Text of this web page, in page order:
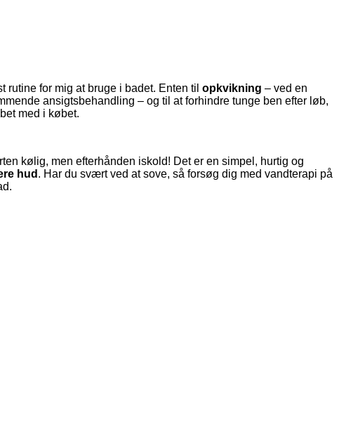
rutine for mig at bruge i badet. Enten til opkvikning – ved en
ansigtsbehandling – og til at forhindre tunge ben efter løb,
med i købet.
kølig, men efterhånden iskold! Det er en simpel, hurtig og
hud . Har du svært ved at sove, så forsøg dig med vandterapi på